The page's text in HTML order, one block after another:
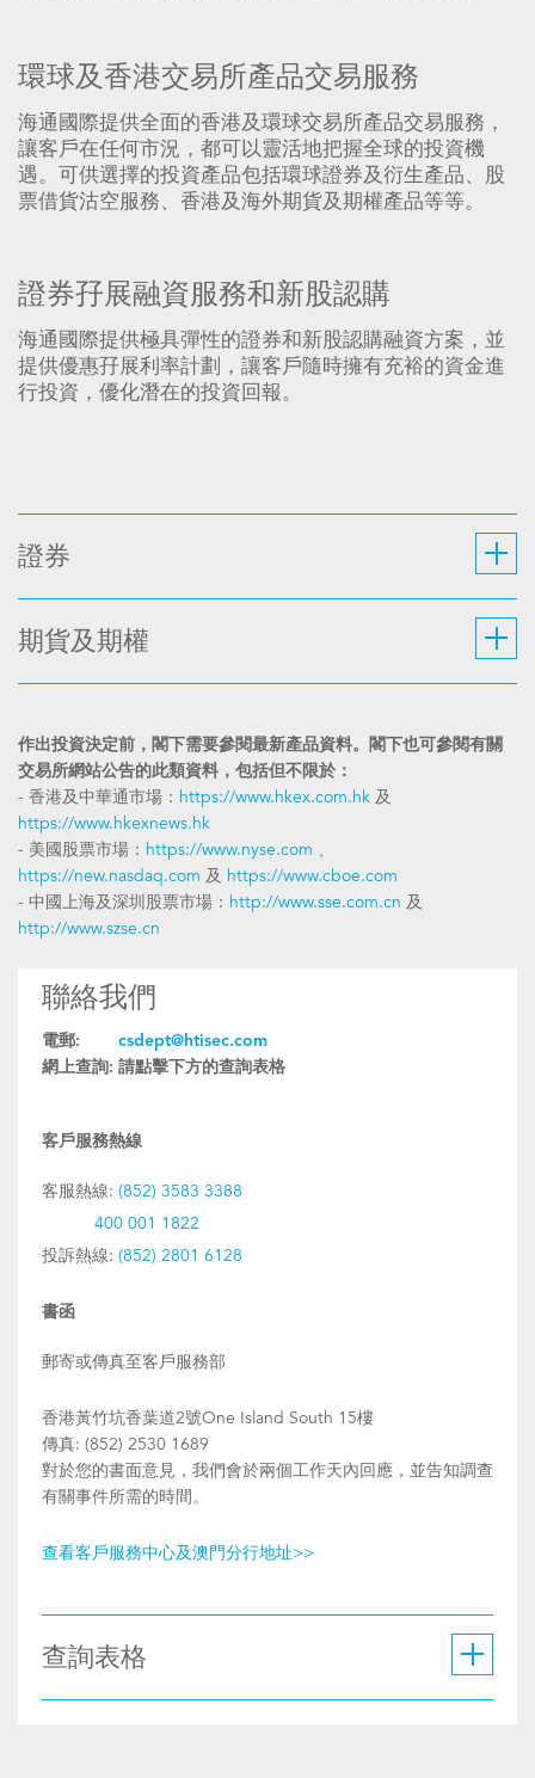
環球及香港交易所產品交易服務
海通國際提供全面的香港及環球交易所產品交易服務，
讓客戶在任何市況，都可以靈活地把握全球的投資機
遇。可供選擇的投資產品包括環球證券及衍生產品、股
票借貨沽空服務、香港及海外期貨及期權產品等等。
證券孖展融資服務和新股認購
海通國際提供極具彈性的證券和新股認購融資方案，並
提供優惠孖展利率計劃，讓客戶隨時擁有充裕的資金進
行投資，優化潛在的投資回報。
證券
期貨及期權
作出投資決定前，閣下需要參閱最新產品資料。閣下也可參閱有關
交易所網站公告的此類資料，包括但不限於：
- 香港及中華通市場： https://www.hkex.com.hk 及
https://www.hkexnews.hk
- 美國股票市場： https://www.nyse.com 、
https://new.nasdaq.com 及 https://www.cboe.com
- 中國上海及深圳股票市場： http://www.sse.com.cn 及
http://www.szse.cn
聯絡我們
電郵:
csdept@htisec.com
網上查詢: 請點擊下方的查詢表格
客戶服務熱線
客服熱線: (852) 3583 3388
400 001 1822
投訴熱線: (852) 2801 6128
書函
郵寄或傳真至客戶服務部
香港黃竹坑香葉道2號One Island South 15樓
傳真: (852) 2530 1689
對於您的書面意見，我們會於兩個工作天內回應，並告知調查
有關事件所需的時間。
查看客戶服務中心及澳門分行地址>>
查詢表格